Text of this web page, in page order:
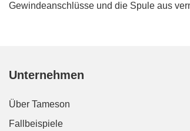
Gewindeanschlüsse und die Spule aus
Unternehmen
Über Tameson
Fallbeispiele